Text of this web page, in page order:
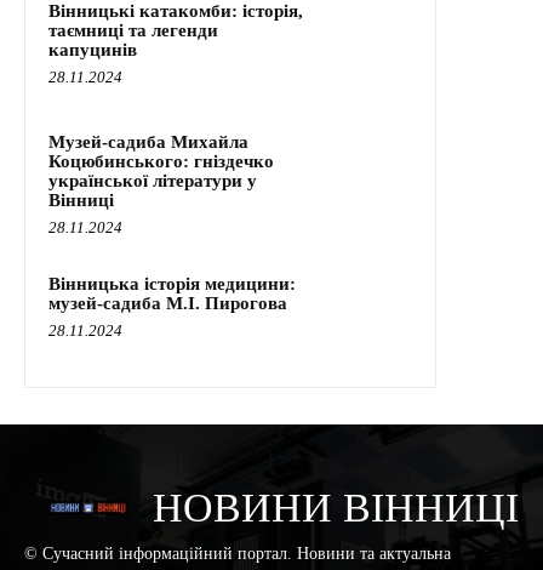
Вінницькі катакомби: історія,
таємниці та легенди
капуцинів
28.11.2024
Музей-садиба Михайла
Коцюбинського: гніздечко
української літератури у
Вінниці
28.11.2024
Вінницька історія медицини:
музей-садиба М.І. Пирогова
28.11.2024
НОВИНИ ВІННИЦІ
© Сучасний інформаційний портал. Новини та актуальна